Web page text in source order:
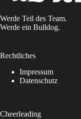
Werde Teil des Team.
Werde ein Bulldog.
Rechtliches
Impressum
Datenschutz
Cheerleading